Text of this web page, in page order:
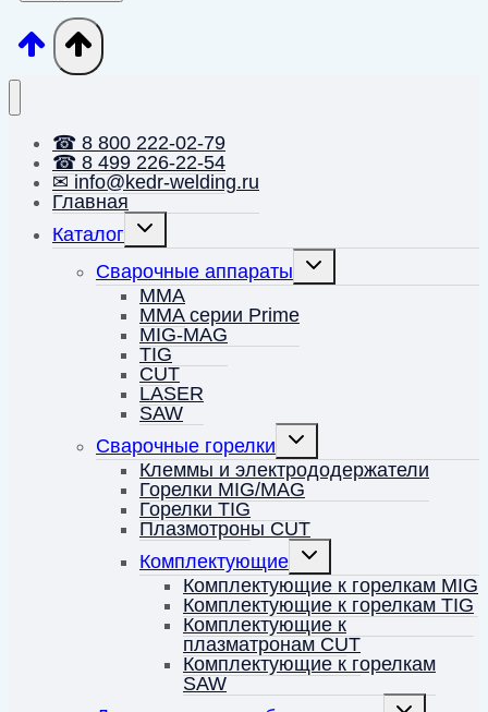
☎ 8 800 222-02-79
☎ 8 499 226-22-54
✉ info@kedr-welding.ru
Главная
Каталог
Переключить
Сварочные аппараты
Переключить
MMA
MMA серии Prime
MIG-MAG
TIG
CUT
LASER
SAW
Сварочные горелки
Переключить
меню
Клеммы и электрододержатели
Горелки MIG/MAG
Горелки TIG
Плазмотроны CUT
Комплектующие
Переключить
меню
Комплектующие к горелкам MIG
Комплектующие к горелкам TIG
Комплектующие к
плазматронам CUT
Комплектующие к горелкам
SAW
Переключить